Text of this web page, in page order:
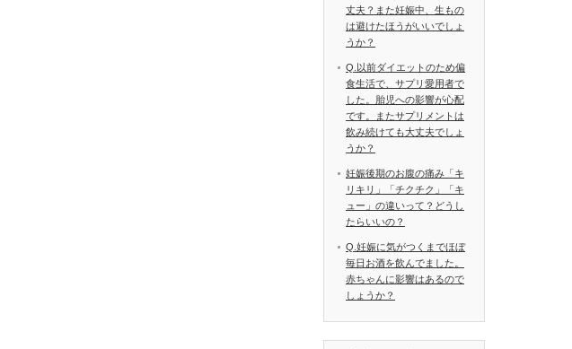
丈夫？また妊娠中、生もの
は避けたほうがいいでしょ
うか？
Q.以前ダイエットのため偏
食生活で、サプリ愛用者で
した。胎児への影響が心配
です。またサプリメントは
飲み続けても大丈夫でしょ
うか？
妊娠後期のお腹の痛み「キ
リキリ」「チクチク」「キ
ュー」の違いって？どうし
たらいいの？
Q.妊娠に気がつくまでほぼ
毎日お酒を飲んでました。
赤ちゃんに影響はあるので
しょうか？